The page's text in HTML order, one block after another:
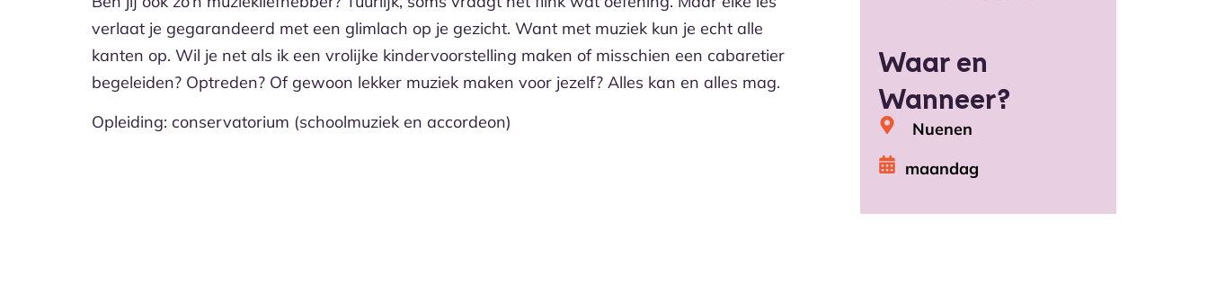
verlaat je gegarandeerd met een glimlach op je gezicht. Want met muziek kun je echt alle
kanten op. Wil je net als ik een vrolijke kindervoorstelling maken of misschien een cabaretier
begeleiden? Optreden? Of gewoon lekker muziek maken voor jezelf? Alles kan en alles mag.
Opleiding: conservatorium (schoolmuziek en accordeon)
Waar en
Wanneer?
Nuenen
maandag